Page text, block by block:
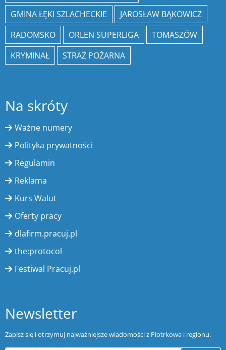
GMINA ŁĘKI SZLACHECKIE
JAROSŁAW BĄKOWICZ
RADOMSKO
ORLEN SUPERLIGA
TOMASZÓW
KRYMINAŁ
STRAŻ POŻARNA
Na skróty
Ważne numery
Polityka prywatności
Regulamin
Reklama
Kurs Walut
Oferty pracy
dlafirm.pracuj.pl
the:protocol
Festiwal Pracuj.pl
Newsletter
Zapisz się i otrzymuj najważniejsze wiadomości z Piotrkowa i regionu.